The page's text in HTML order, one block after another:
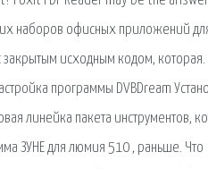
наборов офисных приложений
исходным кодом, которая.
программы DVBDream
линейка пакета инструментов,
ЗУНЕ для люмия 510 , раньше. Что